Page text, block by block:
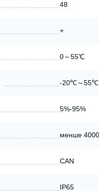
48
+
0～55℃
-20℃～55℃
5%-95%
менше
CAN
IP65